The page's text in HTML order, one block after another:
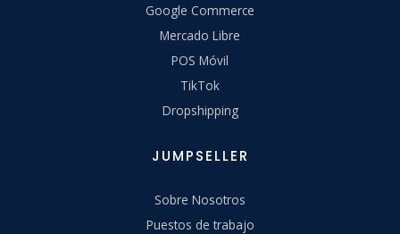
Google Commerce
Mercado Libre
POS Móvil
TikTok
Dropshipping
JUMPSELLER
Sobre Nosotros
Puestos de trabajo